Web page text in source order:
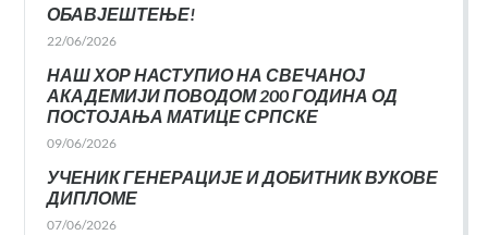
ОБАВЈЕШТЕЊЕ!
22/06/2026
НАШ ХОР НАСТУПИО НА СВЕЧАНОЈ
АКАДЕМИЈИ ПОВОДОМ 200 ГОДИНА ОД
ПОСТОЈАЊА МАТИЦЕ СРПСКЕ
09/06/2026
УЧЕНИК ГЕНЕРАЦИЈЕ И ДОБИТНИК ВУКОВЕ
ДИПЛОМЕ
07/06/2026